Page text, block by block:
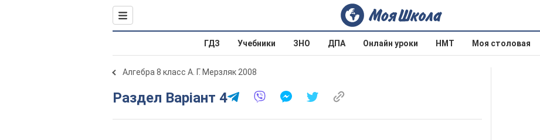
ГДЗ Учебники ЗНО ДПА Онлайн уроки НМТ Моя столовая
Алгебра 8 класс А. Г. Мерзляк 2008
Раздел Варіант 4